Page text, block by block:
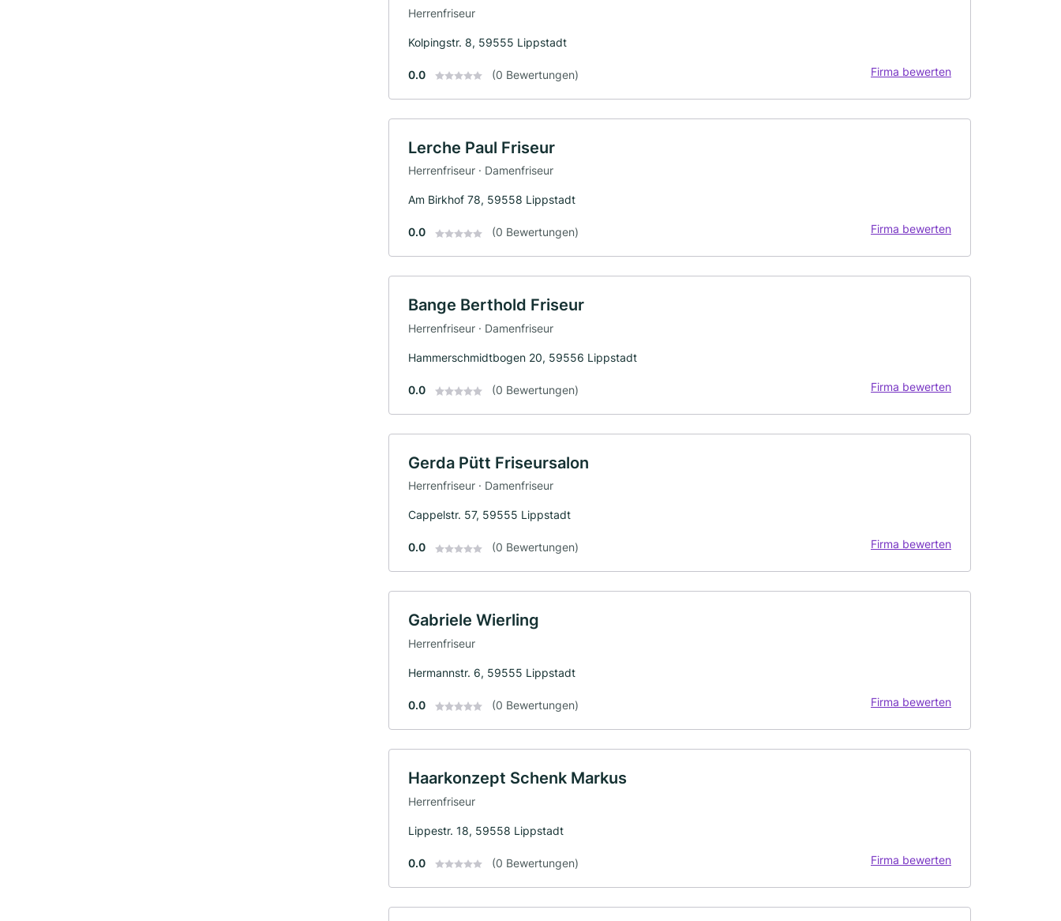
Herrenfriseur
Kolpingstr. 8, 59555 Lippstadt
0.0 (0 Bewertungen) Firma bewerten
Lerche Paul Friseur
Herrenfriseur · Damenfriseur
Am Birkhof 78, 59558 Lippstadt
0.0 (0 Bewertungen) Firma bewerten
Bange Berthold Friseur
Herrenfriseur · Damenfriseur
Hammerschmidtbogen 20, 59556 Lippstadt
0.0 (0 Bewertungen) Firma bewerten
Gerda Pütt Friseursalon
Herrenfriseur · Damenfriseur
Cappelstr. 57, 59555 Lippstadt
0.0 (0 Bewertungen) Firma bewerten
Gabriele Wierling
Herrenfriseur
Hermannstr. 6, 59555 Lippstadt
0.0 (0 Bewertungen) Firma bewerten
Haarkonzept Schenk Markus
Herrenfriseur
Lippestr. 18, 59558 Lippstadt
0.0 (0 Bewertungen) Firma bewerten